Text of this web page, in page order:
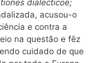
dialecticoe;
acusou-o
e contra a
na questão e fêz
cuidado de que